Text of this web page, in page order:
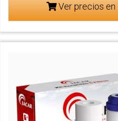
Ver precios en